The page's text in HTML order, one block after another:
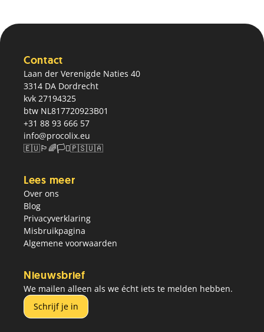
Contact
Laan der Verenigde Naties 40
3314 DA Dordrecht
kvk 27194325
btw NL817720923B01
+31 88 93 666 57
info@procolix.eu
🇪🇺🏳️‍🌈🏳️‍⚧️🇵🇸🇺🇦
Lees meer
Over ons
Blog
Privacyverklaring
Misbruikpagina
Algemene voorwaarden
Nieuwsbrief
We mailen alleen als we écht iets te melden hebben.
Schrijf je in